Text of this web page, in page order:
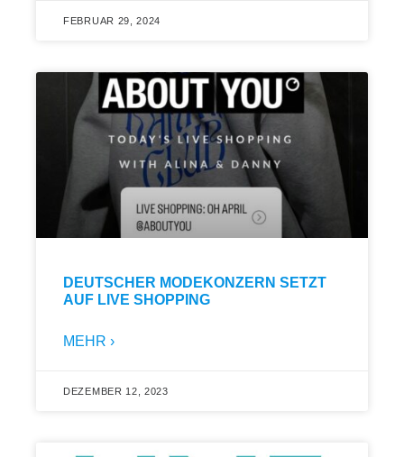
FEBRUAR 29, 2024
DEUTSCHER MODEKONZERN SETZT
AUF LIVE SHOPPING
MEHR ›
DEZEMBER 12, 2023